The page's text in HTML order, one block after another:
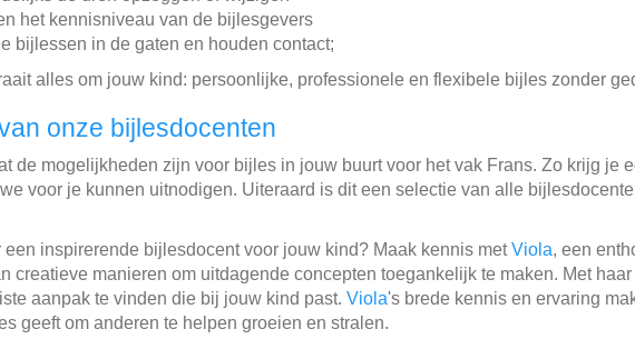
het kennisniveau van de bijlesgevers
bijlessen in de gaten en houden contact;
alles om jouw kind: persoonlijke, professionele en flexibele bijles zonder
onze bijlesdocenten
de mogelijkheden zijn voor bijles in jouw buurt voor het vak Frans. Zo krijg je
voor je kunnen uitnodigen. Uiteraard is dit een selectie van alle
een inspirerende bijlesdocent voor jouw kind? Maak kennis metViola, een
creatieve manieren om uitdagende concepten toegankelijk te maken. Met
aanpak te vinden die bij jouw kind past. Viola's brede kennis en ervaring
geeft om anderen te helpen groeien en stralen.